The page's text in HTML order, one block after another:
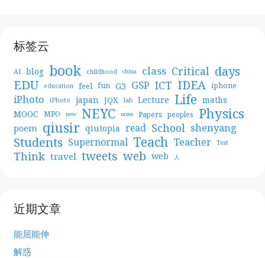
标签云
AI blog book childhood china class Critical days
EDU education feel fun G3 GSP ICT IDEA iphone
iPhoto iPhoto japan JQX lab Lecture Life maths
MOOC MPO new NEYC none Papers peoples Physics
poem qiusir qiutopia read School shenyang
Students Supernormal Teach Teacher Test
Think travel tweets web web 人
近期文章
能屈能伸
解惑